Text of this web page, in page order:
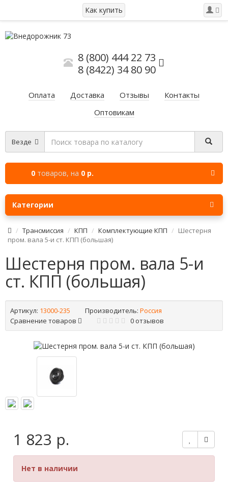
Как купить
8 (800) 444 22 73
8 (8422) 34 80 90
Оплата Доставка Отзывы
Контакты
Оптовикам
Везде
0 товаров, на 0 р.
Категории
Трансмиссия КПП Комплектующие КПП
Шестерня
пром. вала 5-и ст. КПП (большая)
Шестерня пром. вала 5-и
ст. КПП (большая)
Артикул: 13000-235 Производитель: Россия
Сравнение товаров
0 отзывов
1 823 р.
Нет в наличии